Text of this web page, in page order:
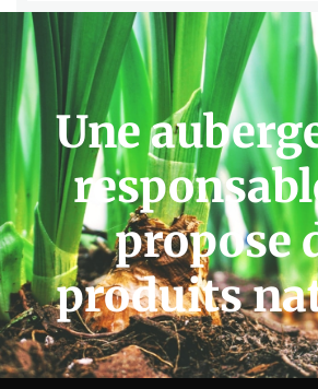
Une
propose
produits